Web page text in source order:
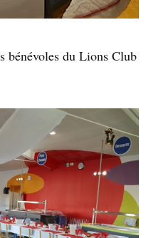
bénévoles du Lions Club